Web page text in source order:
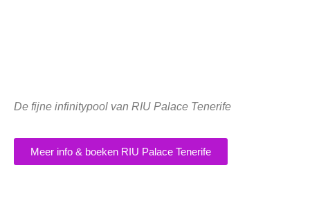
De fijne infinitypool van RIU Palace Tenerife
Meer info & boeken RIU Palace Tenerife